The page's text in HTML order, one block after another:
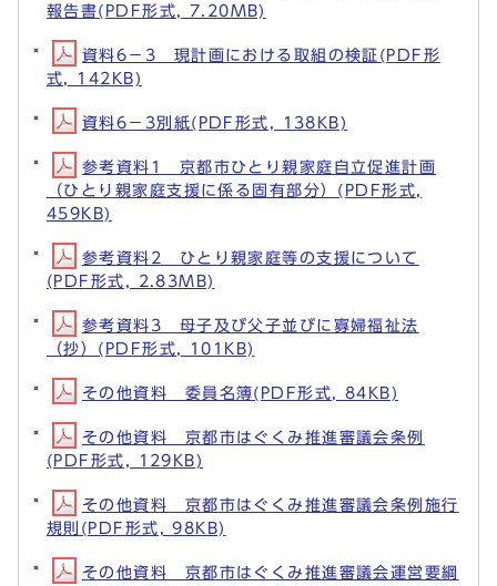
報告書(PDF形式, 7.20MB)
資料6－3 現計画における取組の検証(PDF形
式, 142KB)
資料6－3別紙(PDF形式, 138KB)
参考資料1 京都市ひとり親家庭自立促進計画
（ひとり親家庭支援に係る固有部分）(PDF形式,
459KB)
参考資料2 ひとり親家庭等の支援について
(PDF形式, 2.83MB)
参考資料3 母子及び父子並びに寡婦福祉法
（抄）(PDF形式, 101KB)
その他資料 委員名簿(PDF形式, 84KB)
その他資料 京都市はぐくみ推進審議会条例
(PDF形式, 129KB)
その他資料 京都市はぐくみ推進審議会条例施行
規則(PDF形式, 98KB)
その他資料 京都市はぐくみ推進審議会運営要綱